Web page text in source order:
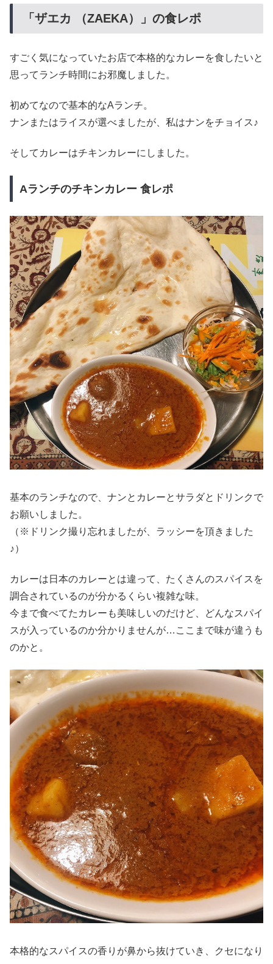
「ザエカ （ZAEKA）」の食レポ
すごく気になっていたお店で本格的なカレーを食したいと
思ってランチ時間にお邪魔しました。
初めてなので基本的なAランチ。
ナンまたはライスが選べましたが、私はナンをチョイス♪
そしてカレーはチキンカレーにしました。
Aランチのチキンカレー 食レポ
基本のランチなので、ナンとカレーとサラダとドリンクで
お願いしました。
（※ドリンク撮り忘れましたが、ラッシーを頂きました
♪）
カレーは日本のカレーとは違って、たくさんのスパイスを
調合されているのが分かるくらい複雑な味。
今まで食べてたカレーも美味しいのだけど、どんなスパイ
スが入っているのか分かりませんが…ここまで味が違うも
のかと。
本格的なスパイスの香りが鼻から抜けていき、クセになり